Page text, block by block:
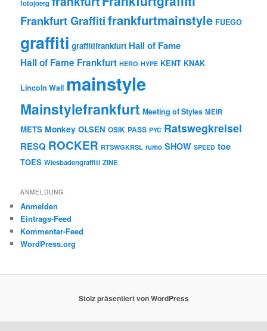
fotojoerg
Frankfurt Graffitifrankfurtmainstyle FUEGO
graffiti graffitifrankfurt Hall of Fame
Hall of Fame Frankfurt HERO HYPE KENT KNAK
Lincoln Wall mainstyle
Mainstylefrankfurt Meeting of Styles MEIR
METS Monkey OLSEN OSIK PASS PYC Ratswegkreisel
RESQ ROCKER RTSWGKRSL rumo SHOW SPEED toe
TOES Wiesbadengraffiti ZINE
ANMELDUNG
Anmelden
Eintrags-Feed
Kommentar-Feed
WordPress.org
Stolz präsentiert von WordPress